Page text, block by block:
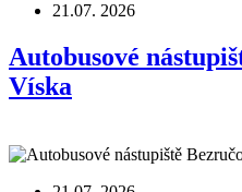
21.07. 2026
Autobusové
Víska